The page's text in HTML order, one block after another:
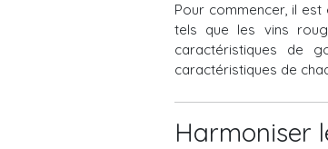
Pour commencer, il
tels que les vins
caractéristiques de
caractéristiques de
Harmoniser